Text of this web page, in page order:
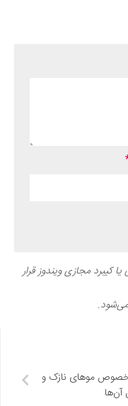
کیبرد مجازی ویندوز قرار
موهای نازک و